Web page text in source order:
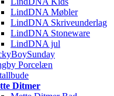
LindDNA Møbler
LindDNA Skriveunderlag
LindDNA Stoneware
LindDNA jul
Porcelæn
Ditmer